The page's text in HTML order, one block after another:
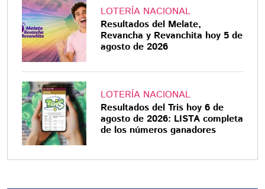
LOTERÍA NACIONAL
Resultados del Melate,
Revancha y Revanchita hoy 5 de
agosto de 2026
LOTERÍA NACIONAL
Resultados del Tris hoy 6 de
agosto de 2026: LISTA completa
de los números ganadores